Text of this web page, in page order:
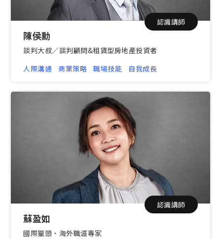
認識講師
陳侯勳
談判大叔／談判顧問&租賃型房地產投資者
人際溝通
商業策略 職場技能 自我成長
認識講師
蘇盈如
國際獵頭、海外職涯專家